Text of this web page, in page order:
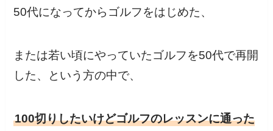
50代になってからゴルフをはじめた、
または若い頃にやっていたゴルフを50代で再開
した、という方の中で、
100切りしたいけどゴルフのレッスンに通った